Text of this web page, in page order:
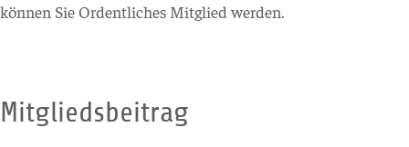
können Sie Ordentliches Mitglied werden.
Mitgliedsbeitrag